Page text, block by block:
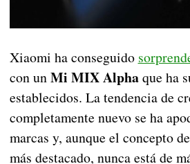
Xiaomi ha conseguido
con unMi MIX Alphaque ha
establecidos. La tendencia de
completamente nuevo se ha
marcas y, aunque el concepto
más destacado, nunca está de